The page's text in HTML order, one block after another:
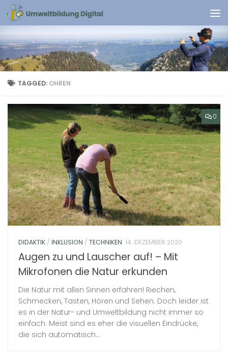
Skip to content
TAGGED: OHREN
0
DIDAKTIK /INKLUSION /TECHNIKEN 14. DEZEMBER 2020
Augen zu und Lauscher auf! – Mit
Mikrofonen die Natur erkunden
Die Natur mit allen Sinnen erfahren! Riechen,
Schmecken, Tasten, Hören und Sehen. Doch leider ist
es in der Natur- und Umweltbildung nicht immer so
einfach. Meist sind es eher die visuellen Eindrücke,
die sich automatisch...